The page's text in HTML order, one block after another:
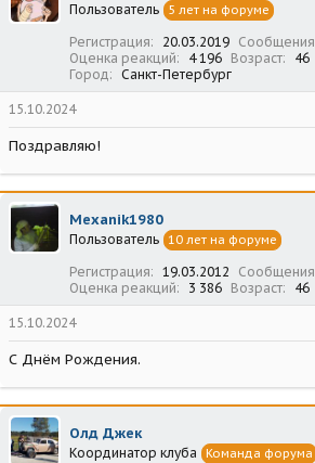
Пользователь 5 лет на форуме
Регистрация 20.03.2019 Сообщения
Оценка реакций
4 196 Возраст
46
Город
Санкт-Петербург
15.10.2024
Поздравляю!
Mexanik1980
Пользователь 10 лет на форуме
Регистрация 19.03.2012 Сообщения
Оценка реакций
3 386 Возраст 46
15.10.2024
С Днём Рождения.
Олд Джек
Координатор клуба Команда форума